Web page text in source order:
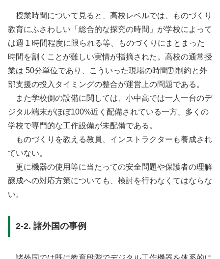
授業時間について見ると、高校レベルでは、ものづくり
教育にふさわしい「総合的な探究の時間」が学校によって
は週 1 時間程度に限られる等、ものづくりにまとまった
時間を割くことが難しい実情が指摘された。高校の通常授
業は 50分単位であり、こういった現場の時間割制約と外
部支援の投入タイミングの整合が運営上の問題である。
また学校側の設備に関しては、小中高では一人一台のデ
ジタル端末がほぼ100%近く配備されている一方、多くの
学校で専門的な工作設備が未配備である。
ものづくりを教える教員、インストラクターも養成され
ていない。
更に機器の使用等に当たっての安全問題や保護者の理解
醸成への対応方策についても、検討を行わなくてはならな
い。
2-2. 諸外国の事例